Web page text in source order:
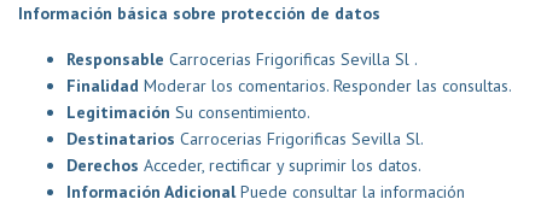
Información básica sobre protección de datos
Responsable Carrocerias Frigorificas Sevilla Sl .
Finalidad Moderar los comentarios. Responder las consultas.
Legitimación Su consentimiento.
Destinatarios Carrocerias Frigorificas Sevilla Sl.
Derechos Acceder, rectificar y suprimir los datos.
Información AdicionalPuede consultar la información